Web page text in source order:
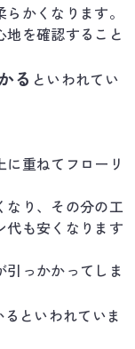
かくなります。
を確認すること
る といわれてい
重ねてフローリ
なり、その分の工
代も安くなります
っかかってしま
るといわれていま